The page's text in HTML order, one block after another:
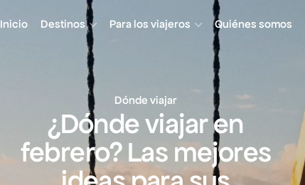
Inicio Destinos Para los viajeros Quiénes somos
Dónde viajar
¿Dónde viajar en
febrero? Las mejores